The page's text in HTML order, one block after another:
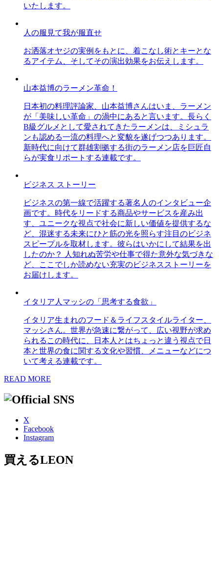
いたします。
人の服見て我が服直せ
お洒落オヤジの実例をもとに、着こなし術とキーとな
るアイテム、そしてその演出効果をお伝えします。
山本益博のラーメン革命！
日本初の料理評論家、山本益博さんはいま、ラーメン
が「美味しい革命」の渦中にあると言います。長らく
B級グルメとして愛されてきたラーメンは、ミシュラ
ンも認める一流の料理へと変貌を遂げつつあります。
新時代に向けて群雄割拠する街のラーメン店を巨匠自
らが実食リポートする連載です。
ビジネス ストーリー
ビジネスの第一線で活躍する著名人のインタビュー企
画です。時代をリードする商品やサービスを産み出
す、ユニークな視点で社会に新しい価値を提供するな
ど、混迷する未来にひと筋の光を照らす注目のビジネ
スピープルを取材します。彼らはいかにして結果を出
したのか？ 人知れぬ苦労や仕事で得た意外な気づきな
ど、ここでしか読めない充実のビジネスストーリーを
お届けします。
イタリア人マッシの「思考する食欲」
イタリア生まれのフード＆ライフスタイルライター、
マッシさん。世界が急速に繋がって、広い視野が求め
られるこの時代に、日本人とはちょっと違う視点で日
本と世界の食に関する文化や習慣、メニューなどにつ
いて考える連載です。
READ MORE
X
Facebook
Instagram
買えるLEON